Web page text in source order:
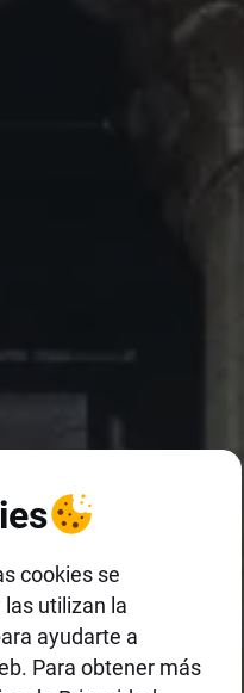
cookies se
utilizan la
ayudarte a
Para obtener más